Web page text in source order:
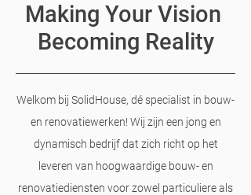
Making Your Vision
Becoming Reality
Welkom bij SolidHouse, dé specialist in bouw-
en renovatiewerken! Wij zijn een jong en
dynamisch bedrijf dat zich richt op het
leveren van hoogwaardige bouw- en
renovatiediensten voor zowel particuliere als